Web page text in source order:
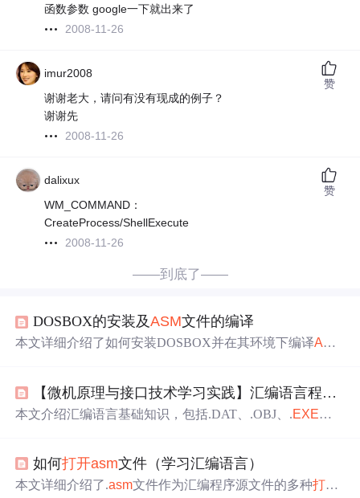
函数参数 google一下就出来了
2008-11-26
imur2008
谢谢老大，请问有没有现成的例子？
谢谢先
2008-11-26
赞
dalixux
WM_COMMAND：
CreateProcess/ShellExecute
2008-11-26
赞
——到底了——
DOSBOX的安装及ASM文件的编译
本文详细介绍了如何安装DOSBOX并在其环境下编译ASM
【微机原理与接口技术学习实践】汇编语言程序设计
本文介绍汇编语言基础知识，包括.DAT、.OBJ、.EXE文
如何打开asm文件（学习汇编语言）
本文详细介绍了.asm文件作为汇编程序源文件的多种打开